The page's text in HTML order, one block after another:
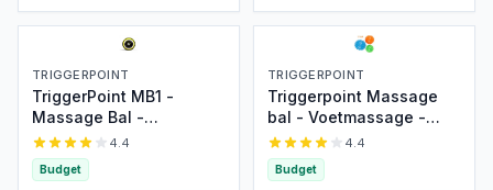
TRIGGERPOINT
TriggerPoint MB1 -
Massage Bal -
Heupmassage -
Schoudermassage -
Spiermassage - Pilates -
4.4
Budget
TRIGGERPOINT
Triggerpoint Massage
bal - Voetmassage -
Acupunctuur - Hard - Set
van 3 - Rheme
4.4
Budget